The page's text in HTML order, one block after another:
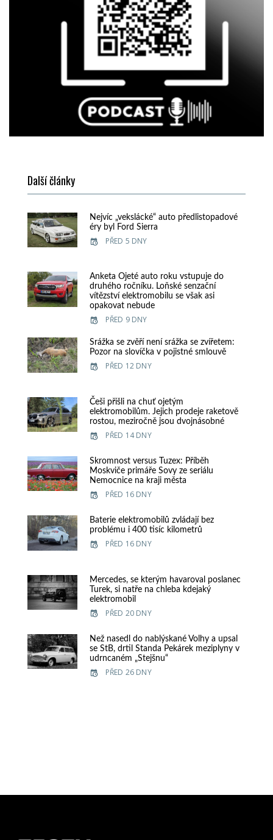
Další články
Nejvíc „vekslácké“ auto předlistopadové
éry byl Ford Sierra
PŘED 5 DNY
Anketa Ojeté auto roku vstupuje do
druhého ročníku. Loňské senzační
vítězství elektromobilu se však asi
opakovat nebude
PŘED 9 DNY
Srážka se zvěří není srážka se zvířetem:
Pozor na slovíčka v pojistné smlouvě
PŘED 12 DNY
Češi přišli na chuť ojetým
elektromobilům. Jejich prodeje raketově
rostou, meziročně jsou dvojnásobné
PŘED 14 DNY
Skromnost versus Tuzex: Příběh
Moskviče primáře Sovy ze seriálu
Nemocnice na kraji města
PŘED 16 DNY
Baterie elektromobilů zvládají bez
problému i 400 tisíc kilometrů
PŘED 16 DNY
Mercedes, se kterým havaroval poslanec
Turek, si natře na chleba kdejaký
elektromobil
PŘED 20 DNY
Než nasedl do nablýskané Volhy a upsal
se StB, drtil Standa Pekárek meziplyny v
udrncaném „Stejšnu“
PŘED 26 DNY